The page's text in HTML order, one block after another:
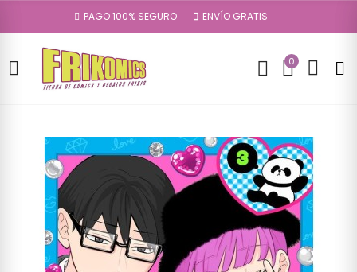
PAGO 100% SEGURO ENVÍO GRATIS
0